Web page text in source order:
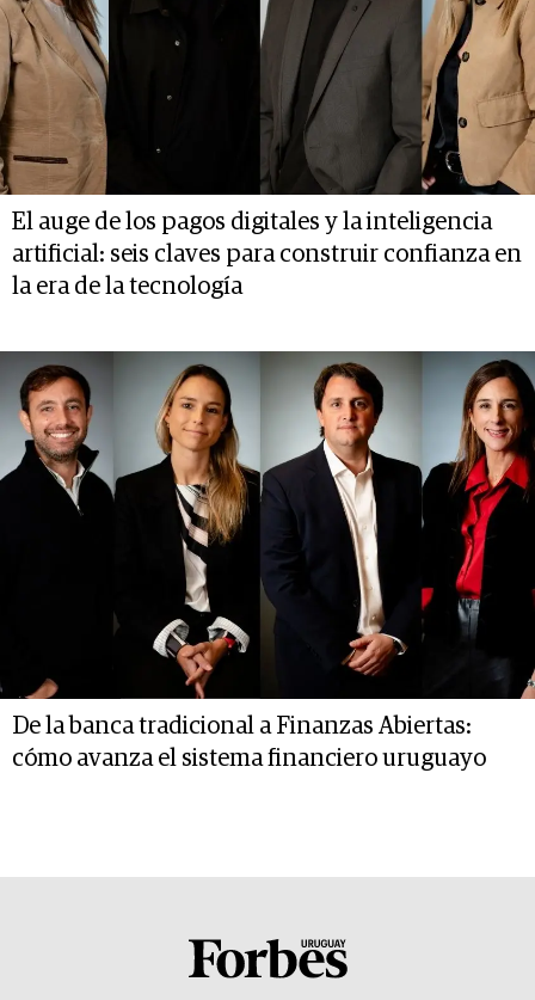
El auge de los pagos digitales y la inteligencia
artificial: seis claves para construir confianza en
la era de la tecnología
De la banca tradicional a Finanzas Abiertas:
cómo avanza el sistema financiero uruguayo